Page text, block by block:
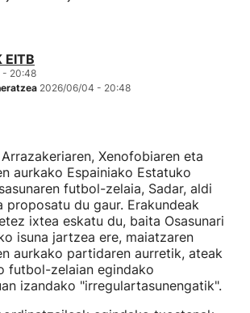
EITB
- 20:48
2026/06/04 - 20:48
Xenofobiaren eta
aurkako Espainiako Estatuko
futbol-zelaia, Sadar, aldi
proposatu du gaur. Erakundeak
ixtea eskatu du, baita Osasunari
isuna jartzea ere, maiatzaren
aurkako partidaren aurretik, ateak
futbol-zelaian egindako
izandako "irregulartasunengatik".